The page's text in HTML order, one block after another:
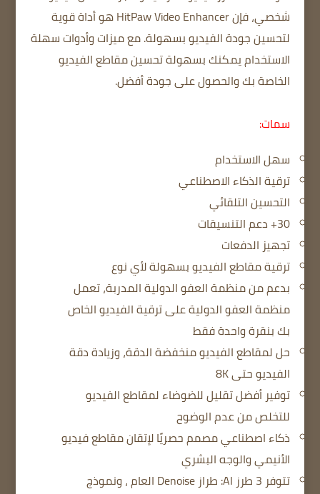
شخصي، فإن HitPaw Video Enhancer هو أداة قوية
لتحسين جودة الفيديو بسهولة. مع ميزات وأدوات سهلة
الاستخدام يمكنك بسهولة تحسين مقاطع الفيديو
الخاصة بك والحصول على جودة أفضل.
سمات:
سهل الاستخدام
ترقية الذكاء الاصطناعي
التحسين التلقائي
30+ دعم التنسيقات
تجهيز الدفعات
ترقية مقاطع الفيديو بسهولة لأي نوع
بدعم من منظمة العفو الدولية المدربة، تعمل
منظمة العفو الدولية على ترقية الفيديو الخاص
بك بنقرة واحدة فقط
حل لمقاطع الفيديو منخفضة الدقة، وزيادة دقة
الفيديو حتى 8K
توفير أفضل تقليل للضوضاء لمقاطع الفيديو
للتخلص من عدم الوضوح
ذكاء اصطناعي مصمم حصريًا لإتقان مقاطع فيديو
الأنيمي والوجه البشري
تتوفر 3 طرز AI: طراز Denoise العام ، ونموذج